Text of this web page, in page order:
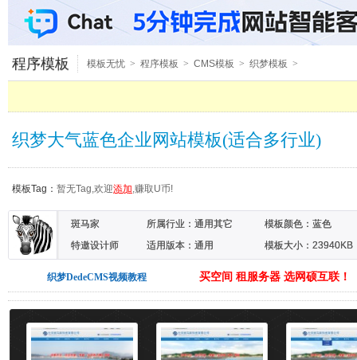
程序模板 模板无忧 > 程序模板 > CMS模板 > 织梦模板 >
织梦大气蓝色企业网站模板(适合多行业)
模板Tag： 暂无Tag,欢迎添加,赚取U币!
斑马家
特邀设计师
所属行业： 通用其它 模板颜色： 蓝色
适用版本：通用
模板大小：23940KB
织梦DedeCMS视频教程 买空间 租服务器 选网硕互联！